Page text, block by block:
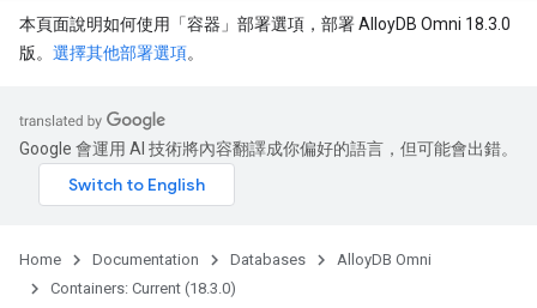
本頁面說明如何使用「容器」 部署選項，部署 AlloyDB Omni 18.3.0
版。 選擇其他部署選項。
Google 會運用 AI 技術將內容翻譯成你偏好的語言，但可能會出錯。
Home Documentation Databases
AlloyDB Omni
Containers: Current (18.3.0)